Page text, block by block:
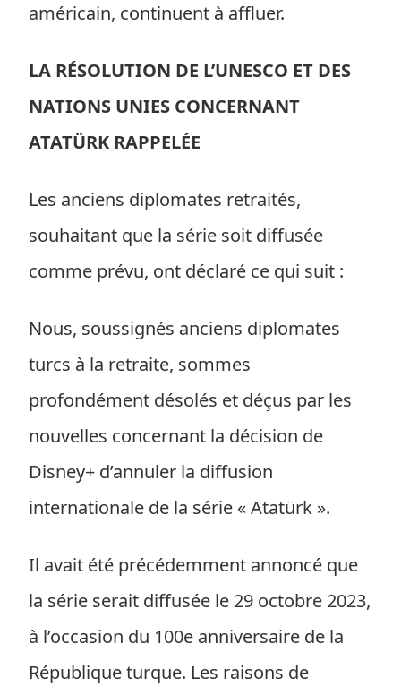
américain, continuent à affluer.
LA RÉSOLUTION DE L’UNESCO ET DES
NATIONS UNIES CONCERNANT
ATATÜRK RAPPELÉE
Les anciens diplomates retraités,
souhaitant que la série soit diffusée
comme prévu, ont déclaré ce qui suit :
Nous, soussignés anciens diplomates
turcs à la retraite, sommes
profondément désolés et déçus par les
nouvelles concernant la décision de
Disney+ d’annuler la diffusion
internationale de la série « Atatürk ».
Il avait été précédemment annoncé que
la série serait diffusée le 29 octobre 2023,
à l’occasion du 100e anniversaire de la
République turque. Les raisons de